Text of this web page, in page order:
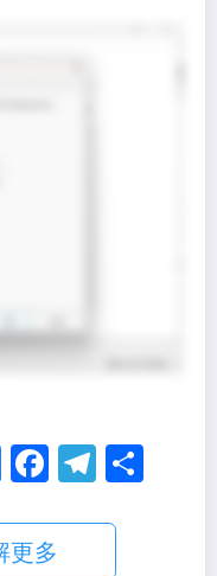
Q
z
o
F
a
c
T
el
e
更多